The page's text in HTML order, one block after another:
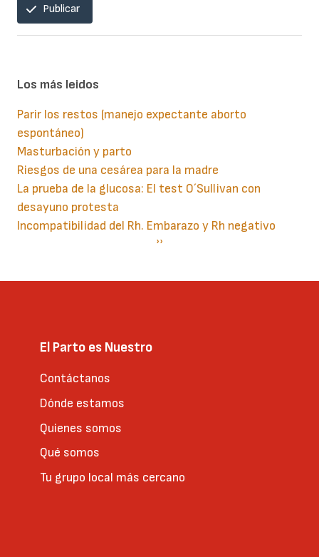
Publicar
Los más leidos
Parir los restos (manejo expectante aborto
espontáneo)
Masturbación y parto
Riesgos de una cesárea para la madre
La prueba de la glucosa: El test O´Sullivan con
desayuno protesta
Incompatibilidad del Rh. Embarazo y Rh negativo
Siguiente
››
El Parto es Nuestro
Contáctanos
Dónde estamos
Quienes somos
Qué somos
Tu grupo local más cercano